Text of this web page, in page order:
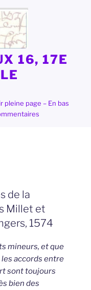
16, 17E
pleine page – En bas
de la
Millet et
1574
mineurs, et que
accords entre
sont toujours
bien des